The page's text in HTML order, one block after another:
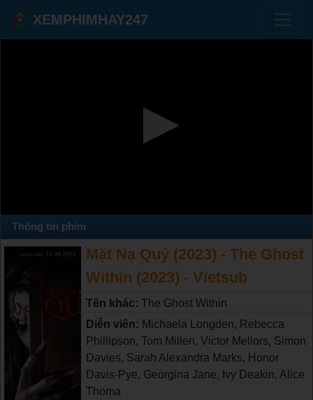
XEMPHIMHAY247
Thông tin phim
Mặt Nạ Quỷ (2023) - The Ghost
Within (2023) - Vietsub
Tên khác: The Ghost Within
Diễn viên: Michaela Longden, Rebecca
Phillipson, Tom Millen, Victor Mellors, Simon
Davies, Sarah Alexandra Marks, Honor
Davis-Pye, Georgina Jane, Ivy Deakin, Alice
Thoma